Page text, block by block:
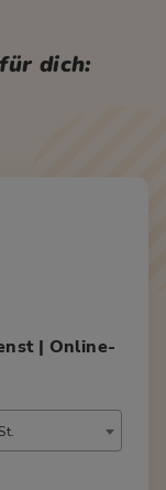
dich:
| Online-